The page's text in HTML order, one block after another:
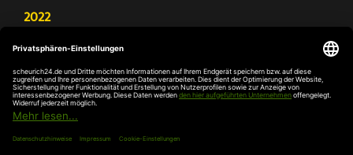
2022
Antriebe
Deutschland Test – Bester Onlineshop 2022
FOCUS Money – Branchensieger „Rund ums Haus“
DIE WELT – Service-Champion im erlebten Kundenservice
DIE WELT – Branchengewinner Gold-Rang (Türen, Tore & Antriebe)